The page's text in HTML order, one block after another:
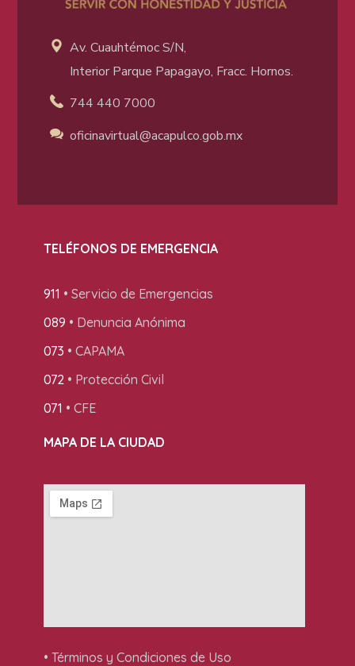
Av. Cuauhtémoc S/N,
Interior Parque Papagayo, Fracc. Hornos.
744 440 7000
oficinavirtual@acapulco.gob.mx
TELÉFONOS DE EMERGENCIA
911 • Servicio de Emergencias
089 • Denuncia Anónima
073 • CAPAMA
072• Protección Civil
071 • CFE
MAPA DE LA CIUDAD
• Términos y Condiciones de Uso